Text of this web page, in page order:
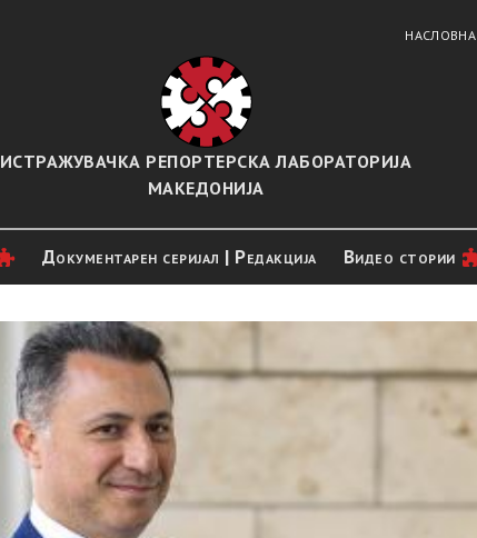
НАСЛОВНА
ИСТРАЖУВАЧКА РЕПОРТЕРСКА ЛАБОРАТОРИЈА
МАКЕДОНИЈА
Документарен серијал | Редакција Видео стории